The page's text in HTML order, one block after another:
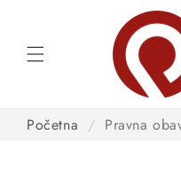
Početna / Pravna